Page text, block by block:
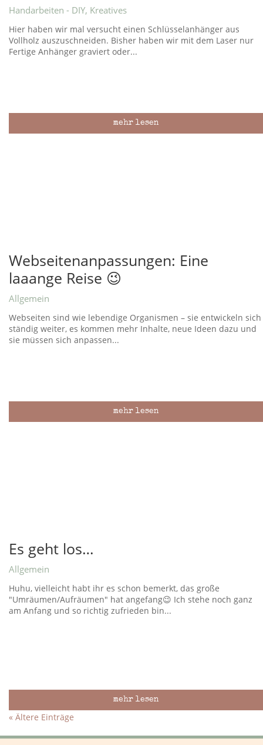
Handarbeiten - DIY, Kreatives
Hier haben wir mal versucht einen Schlüsselanhänger aus
Vollholz auszuschneiden. Bisher haben wir mit dem Laser nur
Fertige Anhänger graviert oder...
mehr lesen
Webseitenanpassungen: Eine
laaange Reise 😉
Allgemein
Webseiten sind wie lebendige Organismen – sie entwickeln sich
ständig weiter, es kommen mehr Inhalte, neue Ideen dazu und
sie müssen sich anpassen...
mehr lesen
Es geht los…
Allgemein
Huhu, vielleicht habt ihr es schon bemerkt, das große
"Umräumen/Aufräumen" hat angefang😉 Ich stehe noch ganz
am Anfang und so richtig zufrieden bin...
mehr lesen
« Ältere Einträge